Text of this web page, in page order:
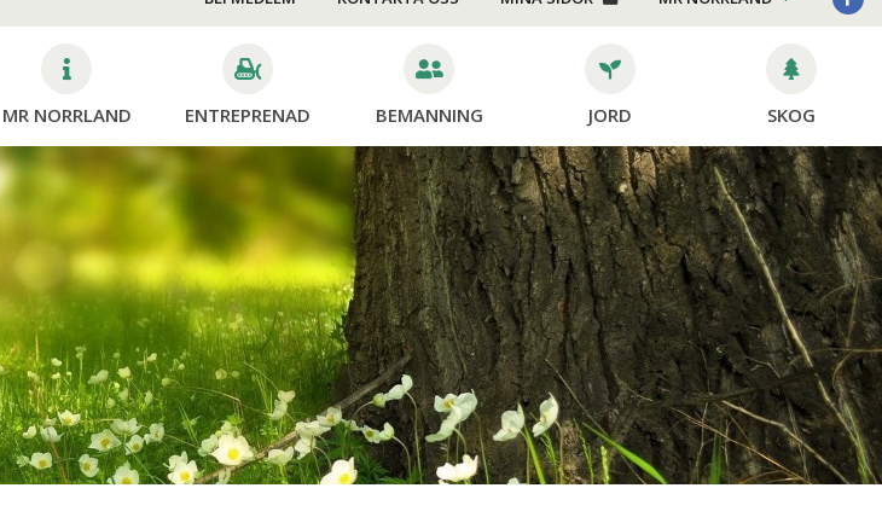
Sanering
Rot&Rut
Skog
Mina sidor
Avverkning
Dikning
Plantering
Röjning
Skotning
MR NORRLAND ENTREPRENAD BEMANNING JORD SKOG